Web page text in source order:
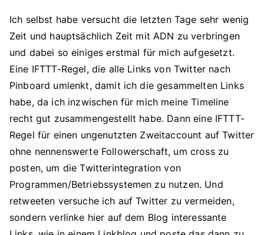
Ich selbst habe versucht die letzten Tage sehr wenig
Zeit und hauptsächlich Zeit mit ADN zu verbringen
und dabei so einiges erstmal für mich aufgesetzt.
Eine IFTTT-Regel, die alle Links von Twitter nach
Pinboard umlenkt, damit ich die gesammelten Links
habe, da ich inzwischen für mich meine Timeline
recht gut zusammengestellt habe. Dann eine IFTTT-
Regel für einen ungenutzten Zweitaccount auf Twitter
ohne nennenswerte Followerschaft, um cross zu
posten, um die Twitterintegration von
Programmen/Betriebssystemen zu nutzen. Und
retweeten versuche ich auf Twitter zu vermeiden,
sondern verlinke hier auf dem Blog interessante